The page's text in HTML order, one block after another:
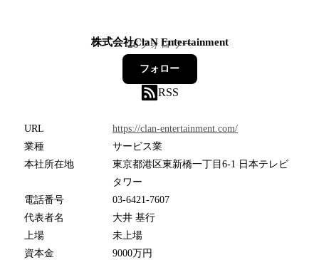
株式会社ClaN Entertainment
26フォロワー
フォロー
RSS
URL
https://clan-entertainment.com/
業種
サービス業
本社所在地
東京都港区東新橋一丁目6-1 日本テレビ
タワー
電話番号
03-6421-7607
代表者名
大井 基行
上場
未上場
資本金
9000万円